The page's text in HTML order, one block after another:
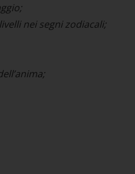
nei segni zodiacali;